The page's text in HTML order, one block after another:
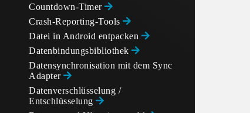
Countdown-Timer
Crash-Reporting-Tools
Datei in Android entpacken
Datenbindungsbibliothek
Datensynchronisation mit dem Sync
Adapter
Datenverschlüsselung /
Entschlüsselung